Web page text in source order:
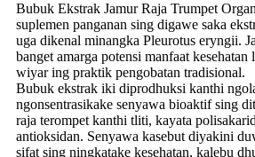
Bubuk Ekstrak Jamur Raja Trumpet
suplemen panganan sing digawe saka
uga dikenal minangka Pleurotus eryngii.
banget amarga potensi manfaat kesehatan
wiyar ing praktik pengobatan tradisional.
Bubuk ekstrak iki diprodhuksi kanthi
ngonsentrasikake senyawa bioaktif sing
raja terompet kanthi tliti, kayata
antioksidan. Senyawa kasebut diyakini
sifat sing ningkatake kesehatan, kalebu